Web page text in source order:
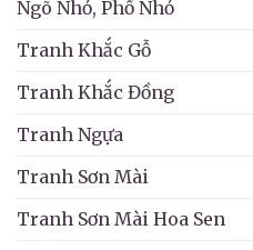
Ngõ Nhỏ, Phố Nhỏ
Tranh Khắc Gỗ
Tranh Khắc Đồng
Tranh Ngựa
Tranh Sơn Mài
Tranh Sơn Mài Hoa Sen